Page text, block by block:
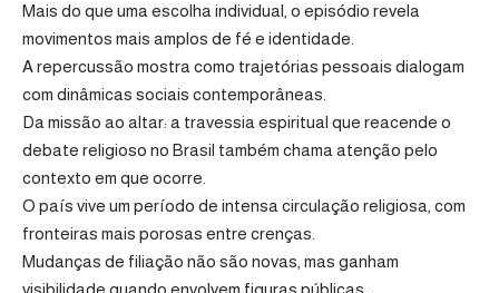
Mais do que uma escolha individual, o episódio revela
movimentos mais amplos de fé e identidade.
A repercussão mostra como trajetórias pessoais dialogam
com dinâmicas sociais contemporâneas.
Da missão ao altar: a travessia espiritual que reacende o
debate religioso no Brasil também chama atenção pelo
contexto em que ocorre.
O país vive um período de intensa circulação religiosa, com
fronteiras mais porosas entre crenças.
Mudanças de filiação não são novas, mas ganham
visibilidade quando envolvem figuras públicas.